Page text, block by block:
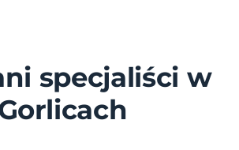
specjaliści w